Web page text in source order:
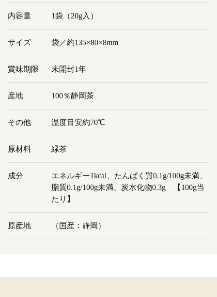
内容量 1袋（20g入）
サイズ 袋／約135×80×8mm
賞味期限 未開封1年
産地 100％静岡茶
その他 温度目安約70℃
原材料 緑茶
成分
エネルギー1kcal、たんぱく質0.1g/100g未満、
脂質0.1g/100g未満、炭水化物0.3g 【100g当
たり】
原産地 （国産：静岡）